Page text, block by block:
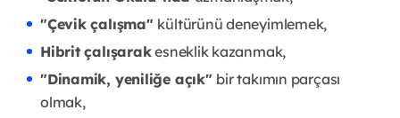
"Çevik çalışma" kültürünü deneyimlemek,
Hibrit çalışarakesneklik kazanmak,
"Dinamik, yeniliğe açık" bir takımın parçası
olmak,